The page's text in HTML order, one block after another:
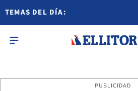
TEMAS DEL DÍA:
PUBLICIDAD